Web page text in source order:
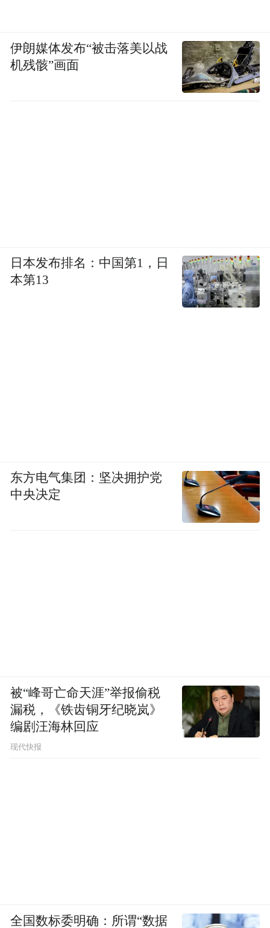
伊朗媒体发布“被击落美以战
机残骸”画面
日本发布排名：中国第1，日
本第13
东方电气集团：坚决拥护党
中央决定
被“峰哥亡命天涯”举报偷税
漏税，《铁齿铜牙纪晓岚》
编剧汪海林回应
现代快报
全国数标委明确：所谓“数据